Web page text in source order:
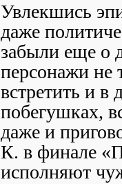
Увлекшись
даже
забыли еще о
персонажи не
встретить и в
побегушках,
даже и
К. в финале
исполняют